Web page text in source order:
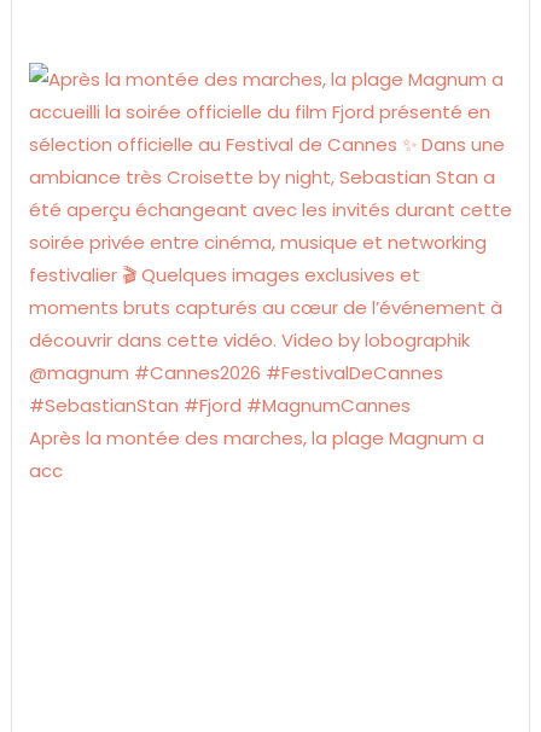
Après la montée des marches, la plage Magnum a
acc